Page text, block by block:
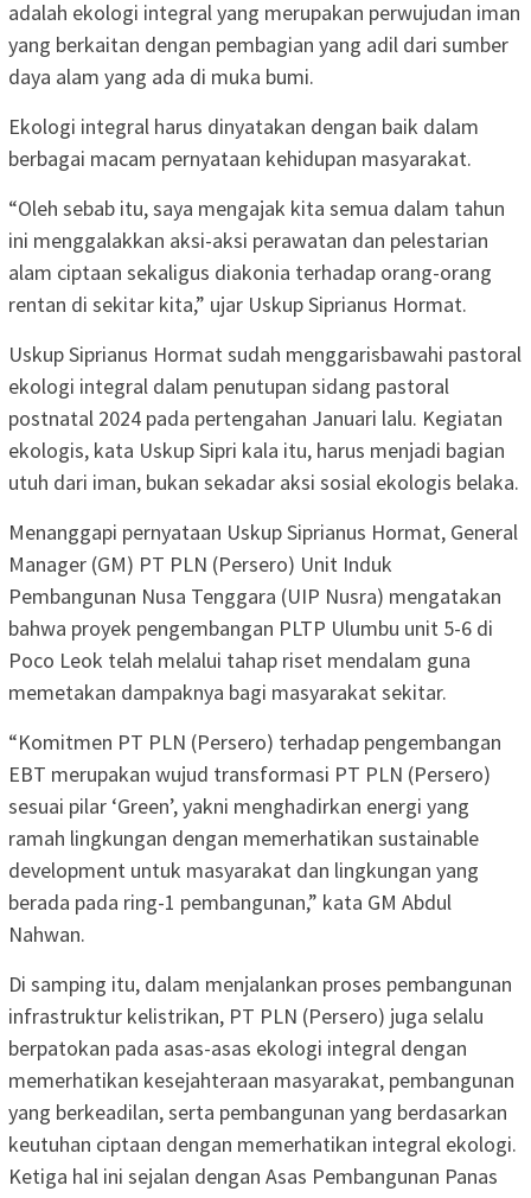
adalah ekologi integral yang merupakan perwujudan iman
yang berkaitan dengan pembagian yang adil dari sumber
daya alam yang ada di muka bumi.
Ekologi integral harus dinyatakan dengan baik dalam
berbagai macam pernyataan kehidupan masyarakat.
“Oleh sebab itu, saya mengajak kita semua dalam tahun
ini menggalakkan aksi-aksi perawatan dan pelestarian
alam ciptaan sekaligus diakonia terhadap orang-orang
rentan di sekitar kita,” ujar Uskup Siprianus Hormat.
Uskup Siprianus Hormat sudah menggarisbawahi pastoral
ekologi integral dalam penutupan sidang pastoral
postnatal 2024 pada pertengahan Januari lalu. Kegiatan
ekologis, kata Uskup Sipri kala itu, harus menjadi bagian
utuh dari iman, bukan sekadar aksi sosial ekologis belaka.
Menanggapi pernyataan Uskup Siprianus Hormat, General
Manager (GM) PT PLN (Persero) Unit Induk
Pembangunan Nusa Tenggara (UIP Nusra) mengatakan
bahwa proyek pengembangan PLTP Ulumbu unit 5-6 di
Poco Leok telah melalui tahap riset mendalam guna
memetakan dampaknya bagi masyarakat sekitar.
“Komitmen PT PLN (Persero) terhadap pengembangan
EBT merupakan wujud transformasi PT PLN (Persero)
sesuai pilar ‘Green’, yakni menghadirkan energi yang
ramah lingkungan dengan memerhatikan sustainable
development untuk masyarakat dan lingkungan yang
berada pada ring-1 pembangunan,” kata GM Abdul
Nahwan.
Di samping itu, dalam menjalankan proses pembangunan
infrastruktur kelistrikan, PT PLN (Persero) juga selalu
berpatokan pada asas-asas ekologi integral dengan
memerhatikan kesejahteraan masyarakat, pembangunan
yang berkeadilan, serta pembangunan yang berdasarkan
keutuhan ciptaan dengan memerhatikan integral ekologi.
Ketiga hal ini sejalan dengan Asas Pembangunan Panas